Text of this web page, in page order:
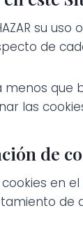
su
de
que
las
de
en
de